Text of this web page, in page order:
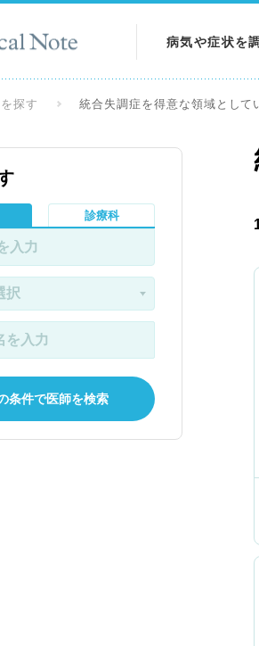
病気や症状を
探す 統合失調症を得意な領域として
診療科
条件で医師を検索